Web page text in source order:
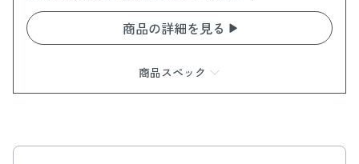
商品の詳細を見る
商品スペック
効果・効能：あせも、荒れ性、打ち身、肩の凝り、くじ